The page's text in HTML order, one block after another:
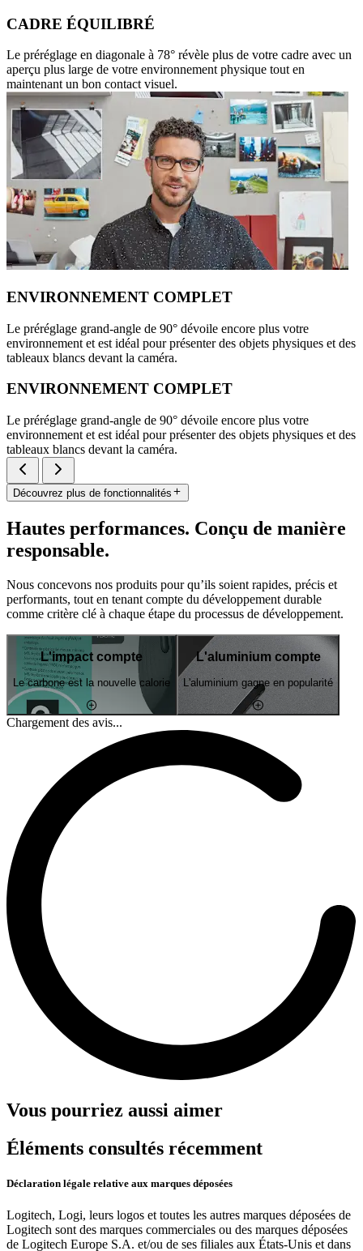
CADRE ÉQUILIBRÉ
Le préréglage en diagonale à 78° révèle plus de votre cadre avec un
aperçu plus large de votre environnement physique tout en
maintenant un bon contact visuel.
ENVIRONNEMENT COMPLET
Le préréglage grand-angle de 90° dévoile encore plus votre
environnement et est idéal pour présenter des objets physiques et des
tableaux blancs devant la caméra.
ENVIRONNEMENT COMPLET
Le préréglage grand-angle de 90° dévoile encore plus votre
environnement et est idéal pour présenter des objets physiques et des
tableaux blancs devant la caméra.
Découvrez plus de fonctionnalités
Hautes performances. Conçu de manière
responsable.
Nous concevons nos produits pour qu’ils soient rapides, précis et
performants, tout en tenant compte du développement durable
comme critère clé à chaque étape du processus de développement.
L'impact compte
Le carbone est la nouvelle calorie
L'aluminium compte
L'aluminium gagne en popularité
Chargement des avis...
Vous pourriez aussi aimer
Éléments consultés récemment
Déclaration légale relative aux marques déposées
Logitech, Logi, leurs logos et toutes les autres marques déposées de
Logitech sont des marques commerciales ou des marques déposées
de Logitech Europe S.A. et/ou de ses filiales aux États-Unis et dans